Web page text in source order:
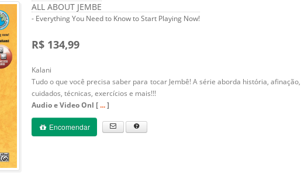
ALL ABOUT JEMBE
- Everything You Need to Know to Start Playing Now!
R$ 134,99
Kalani
Tudo o que você precisa saber para tocar Jembê! A série aborda história, afinação,
cuidados, técnicas, exercícios e mais!!!
Audio e Video Onl [...]
Encomendar